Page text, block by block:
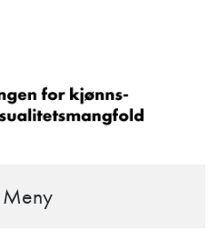
for kjønns- og
Meny